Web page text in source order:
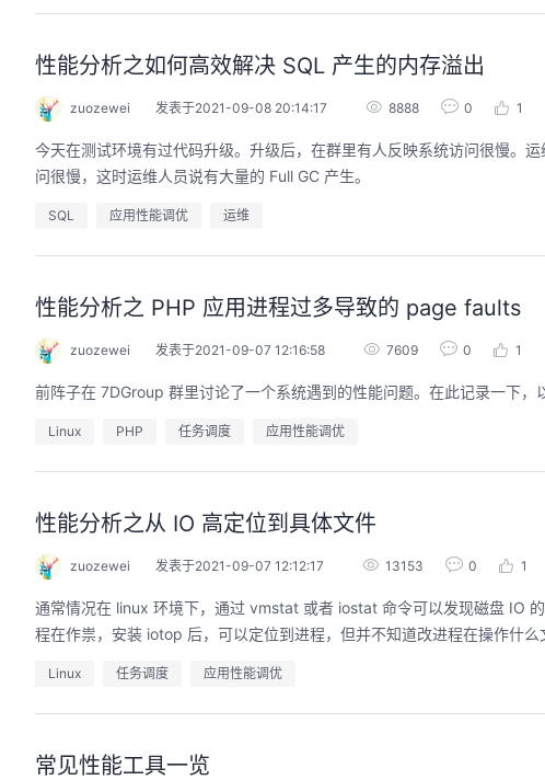
性能分析之如何高效解决 SQL 产生的内存溢出
zuozewei 发表于2021-09-08 20:14:17 8888 0 1
今天在测试环境有过代码升级。升级后，在群里有人反映系统访问很慢。
问很慢，这时运维人员说有大量的 Full GC 产生。
SQL 应用性能调优 运维
性能分析之 PHP 应用进程过多导致的 page faults
zuozewei 发表于2021-09-07 12:16:58 7609 0 1
前阵子在 7DGroup 群里讨论了一个系统遇到的性能问题。在此记录一下，
Linux PHP 任务调度 应用性能调优
性能分析之从 IO 高定位到具体文件
zuozewei 发表于2021-09-07 12:12:17 13153 0 1
通常情况在 linux 环境下，通过 vmstat 或者 iostat 命令可以发现磁盘 IO 的异常，可以看到系统级的磁盘读写量及 CPU 占用率，但无法明确定位到是什么进
程在作祟，安装 iotop 后，可以定位到进程，但并不知道改进程在操作什么
Linux 任务调度 应用性能调优
常见性能工具一览